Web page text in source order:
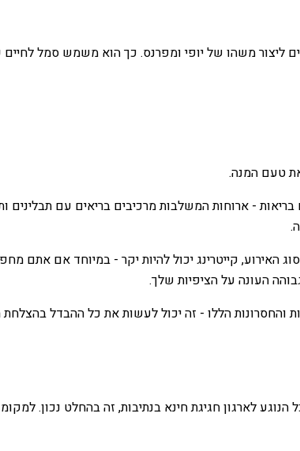
ליצור משהו של יופי ומפרנס. כך הוא משמש סמל
טעם המנה.
- ארוחות המשלבות מרכיבים בריאים עם תבלינים
האירוע, קייטרינג יכול להיות יקר - במיוחד אם אתם
העונה על הציפיות שלך.
והחסרונות הללו - זה יכול לעשות את כל ההבדל
לארגון חגיגת חינא בנתיבות, זה בהחלט נכון.